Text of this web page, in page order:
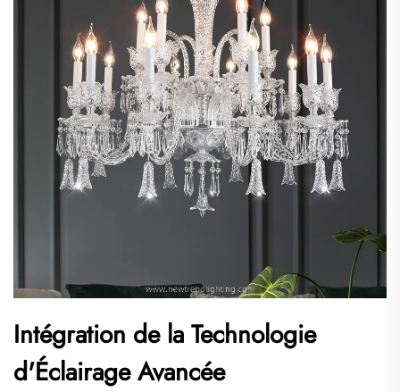
Intégration de la Technologie
d'Éclairage Avancée